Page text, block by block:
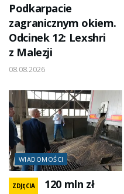
Podkarpacie
zagranicznym okiem.
Odcinek 12: Lexshri
z Malezji
08.08.2026
WIADOMOŚCI
ZDJĘCIA
120 mln zł